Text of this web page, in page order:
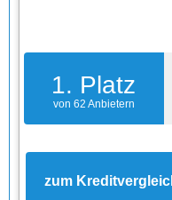
1. Platz
von 62 Anbietern
zum